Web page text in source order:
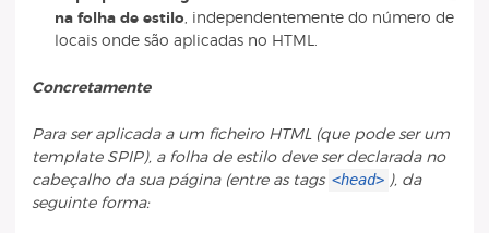
na folha de estilo, independentemente do número de
locais onde são aplicadas no HTML.
Concretamente
Para ser aplicada a um ficheiro HTML (que pode ser um
template SPIP), a folha de estilo deve ser declarada no
cabeçalho da sua página (entre as tags <head> ), da
seguinte forma: